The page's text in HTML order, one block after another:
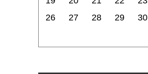
26
27 28 29 30